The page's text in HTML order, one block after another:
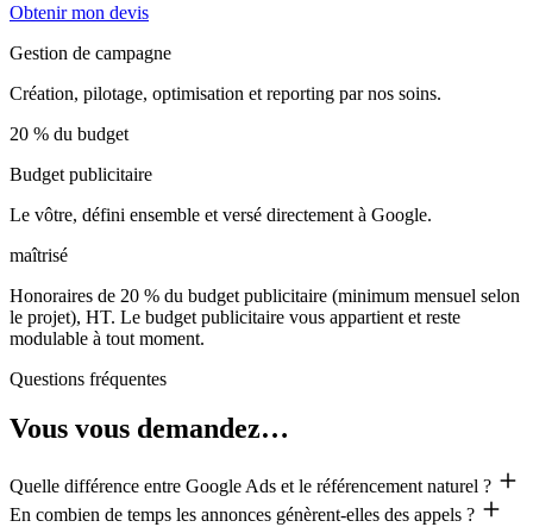
Obtenir mon devis
Gestion de campagne
Création, pilotage, optimisation et reporting par nos soins.
20 % du budget
Budget publicitaire
Le vôtre, défini ensemble et versé directement à Google.
maîtrisé
Honoraires de 20 % du budget publicitaire (minimum mensuel selon
le projet), HT. Le budget publicitaire vous appartient et reste
modulable à tout moment.
Questions fréquentes
Vous vous demandez…
Quelle différence entre Google Ads et le référencement naturel ?
En combien de temps les annonces génèrent-elles des appels ?